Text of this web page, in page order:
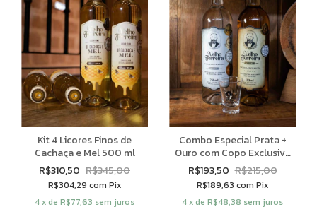
Kit 4 Licores Finos de
Cachaça e Mel 500 ml
R$310,50 R$345,00
R$304,29 com Pix
4x de R$77,63 sem juros
Combo Especial Prata +
Ouro com Copo Exclusivo
de Brinde
R$193,50 R$215,00
R$189,63 com Pix
4x de R$48,38 sem juros